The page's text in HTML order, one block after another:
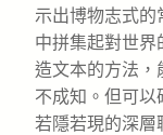
示出博物志式的
中拼集起對世
造文本的方法，
不成知。但可
若隱若現的深層